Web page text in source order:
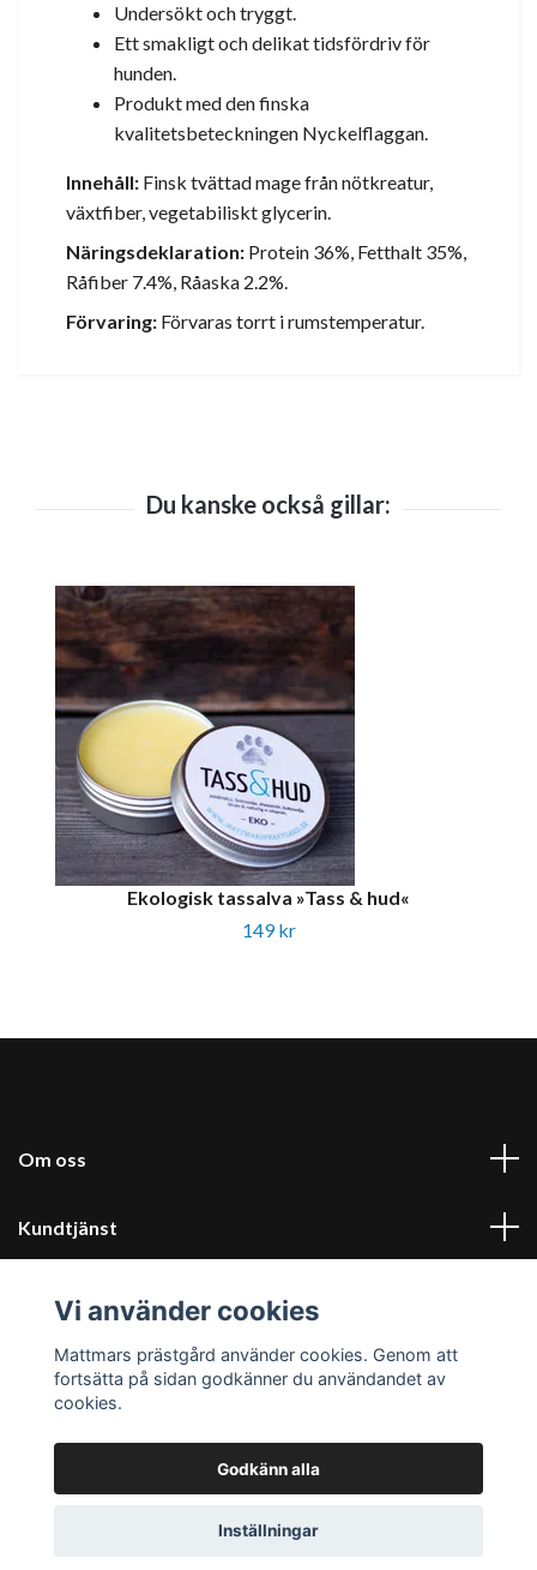
Undersökt och tryggt.
Ett smakligt och delikat tidsfördriv för
hunden.
Produkt med den finska
kvalitetsbeteckningen Nyckelflaggan.
Innehåll: Finsk tvättad mage från nötkreatur,
växtfiber, vegetabiliskt glycerin.
Näringsdeklaration: Protein 36%, Fetthalt 35%,
Råfiber 7.4%, Råaska 2.2%.
Förvaring: Förvaras torrt i rumstemperatur.
Ekologisk tassalva »Tass & hud«
149 kr
Om oss
Kundtjänst
Kontakt & villkor
Sociala medier
© 2026 Mattmars prästgård
Vi använder cookies
Mattmars prästgård använder cookies. Genom att
fortsätta på sidan godkänner du användandet av
cookies.
Godkänn alla
Inställningar